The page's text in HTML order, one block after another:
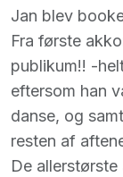
Jan blev
Fra første
publikum!! -
eftersom han
danse, og
resten af
De